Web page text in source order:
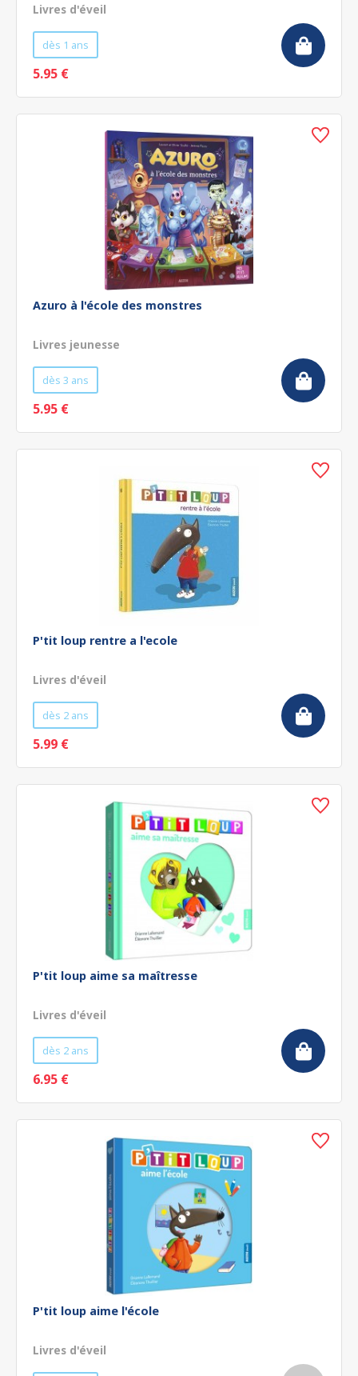
Livres d'éveil
dès 1 ans
5.95 €
Azuro à l'école des monstres
Livres jeunesse
dès 3 ans
5.95 €
P'tit loup rentre a l'ecole
Livres d'éveil
dès 2 ans
5.99 €
P'tit loup aime sa maîtresse
Livres d'éveil
dès 2 ans
6.95 €
P'tit loup aime l'école
Livres d'éveil